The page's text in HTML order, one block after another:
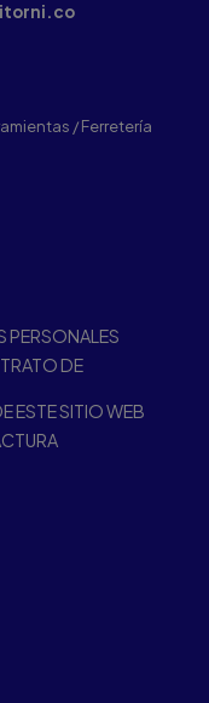
/ Ferretería
PERSONALES
DE
ESTE SITIO WEB